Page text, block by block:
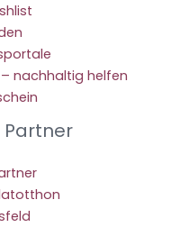
nachhaltig helfen
Partner